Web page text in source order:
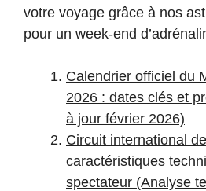
votre voyage grâce à nos
pour un week-end
Calendrier officiel du
2026 : dates clés et
à jour février 2026)
Circuit international
caractéristiques
spectateur (Analyse